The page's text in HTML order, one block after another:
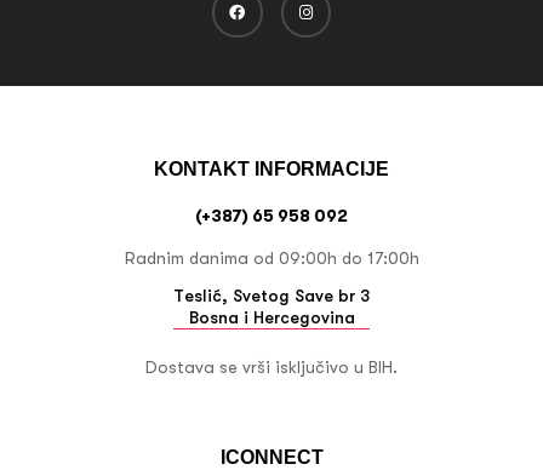
ICONNECT
KONTAKT INFORMACIJE
(+387) 65 958 092
Radnim danima od 09:00h do 17:00h
Teslić, Svetog Save br 3
Bosna i Hercegovina
Dostava se vrši isključivo u BIH.